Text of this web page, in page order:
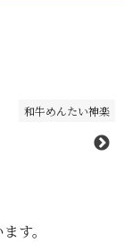
和牛めんたい神楽
す。